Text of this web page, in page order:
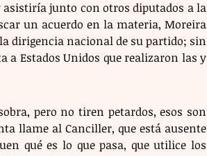
junto con otros diputados a la
un acuerdo en la materia, Moreira
dirigencia nacional de su partido; sin
a Estados Unidos que realizaron las y
pero no tiren petardos, esos son
llame al Canciller, que está ausente
qué es lo que pasa, que utilice los